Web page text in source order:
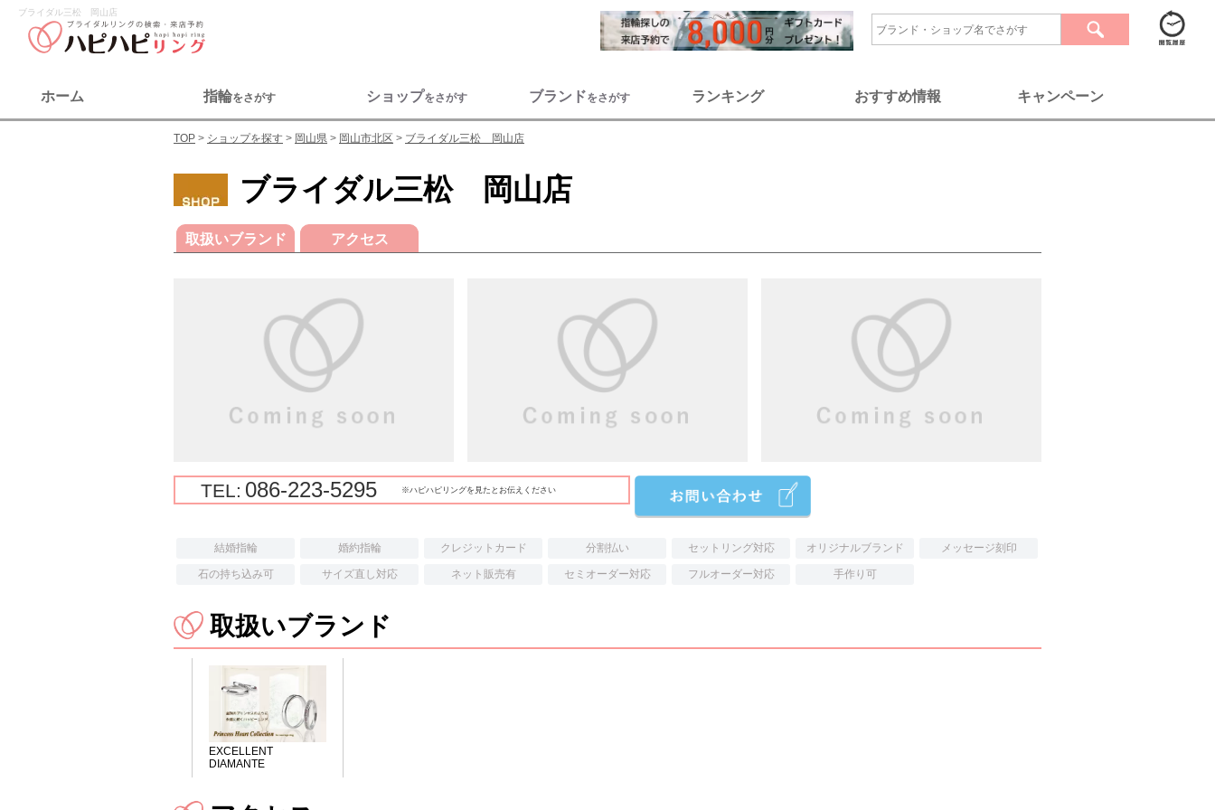
ブライダル三松 岡山店
ホーム 指輪をさがす ショップをさがす ブランドをさがす ランキング おすすめ情報 キャンペーン
TOP ショップを探す 岡山県 岡山市北区 ブライダル三松 岡山店
ブライダル三松 岡山店
取扱いブランド アクセス
TEL: 086-223-5295 ※ハピハピリングを見たとお伝えください
結婚指輪 婚約指輪 クレジットカード 分割払い セットリング対応 オリジナルブランド メッセージ刻印
石の持ち込み可 サイズ直し対応 ネット販売有 セミオーダー対応 フルオーダー対応 手作り可
取扱いブランド
EXCELLENT
DIAMANTE